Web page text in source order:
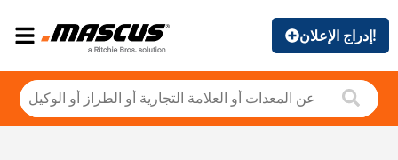
إدراج الإعلان!